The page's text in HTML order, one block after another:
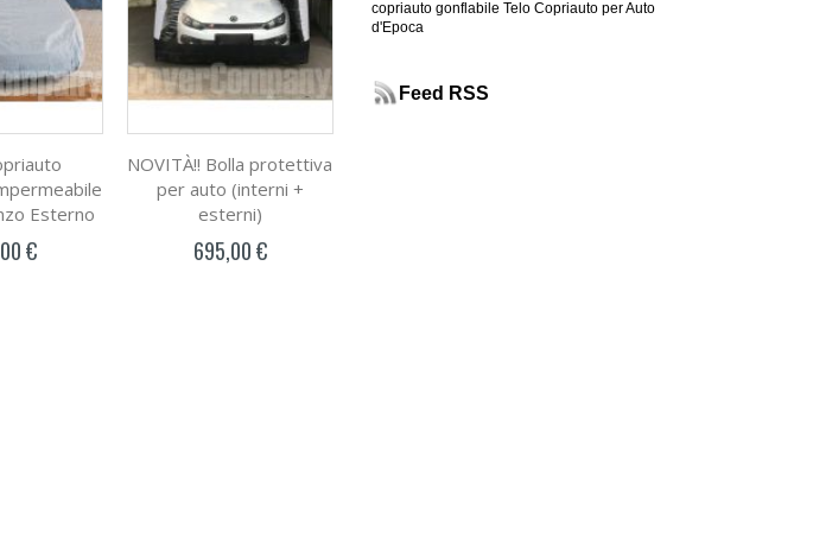
Esterno
€
NOVITÀ!! Bolla protettiva
per auto (interni +
esterni)
695,00 €
copriauto gonflabile Telo Copriauto per Auto
d'Epoca
Feed RSS